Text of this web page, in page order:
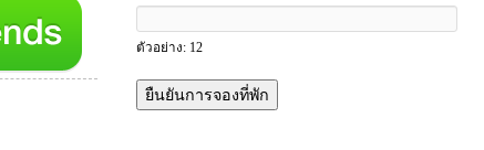
ตัวอย่าง: 12